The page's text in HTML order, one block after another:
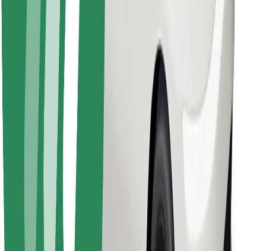
Säkerhet
Kom iväg med Bolt på några minuter!
Ladda ner Bolt-appen
Hitta din favoritmat!
Ladda ner Bolt Food-appen